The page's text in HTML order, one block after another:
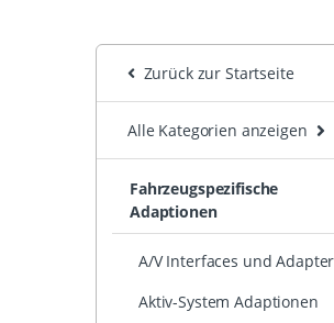
Zurück zur Startseite
Alle Kategorien anzeigen
Fahrzeugspezifische
Adaptionen
A/V Interfaces und Adapter
Aktiv-System Adaptionen